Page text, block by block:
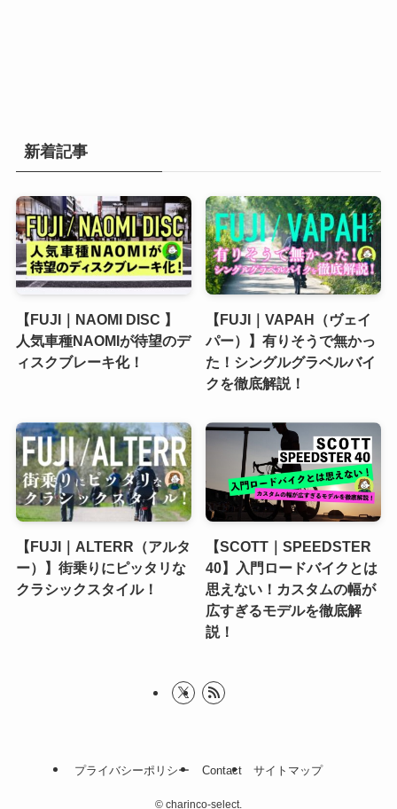
新着記事
【FUJI｜NAOMI DISC 】
人気車種NAOMIが待望のデ
ィスクブレーキ化！
【FUJI｜VAPAH（ヴェイ
パー）】有りそうで無かっ
た！シングルグラベルバイ
クを徹底解説！
【FUJI｜ALTERR（アルタ
ー）】街乗りにピッタリな
クラシックスタイル！
【SCOTT｜SPEEDSTER
40】入門ロードバイクとは
思えない！カスタムの幅が
広すぎるモデルを徹底解
説！
プライバシーポリシー Contact サイトマップ
© charinco-select.